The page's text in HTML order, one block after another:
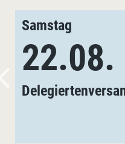
Samstag
22.08.